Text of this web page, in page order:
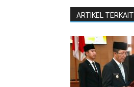
ARTIKEL TERKAIT